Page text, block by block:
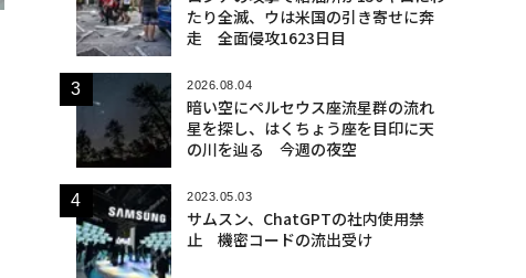
たり全滅、ウは米国の引き寄せに奔
走 全面侵攻1623日目
2026.08.04
暗い空にペルセウス座流星群の流れ
星を探し、はくちょう座を目印に天
の川を辿る 今週の夜空
2023.05.03
サムスン、ChatGPTの社内使用禁
止 機密コードの流出受け